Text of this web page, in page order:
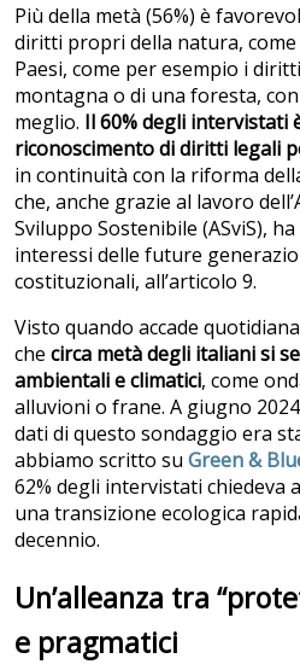
Più della metà (56%) è
diritti propri della natura, come
Paesi, come per esempio i
montagna o di una foresta,
meglio. Il 60% degli intervistati
riconoscimento di diritti legali
in continuità con la riforma
che, anche grazie al lavoro
Sviluppo Sostenibile (ASviS),
interessi delle future
costituzionali, all’articolo 9.
Visto quando accade
che circa metà degli italiani si
ambientali e climatici, come
alluvioni o frane. A giugno
dati di questo sondaggio era
abbiamo scritto su Green &
62% degli intervistati chiedeva
una transizione ecologica
decennio.
Un’alleanza tra
e pragmatici